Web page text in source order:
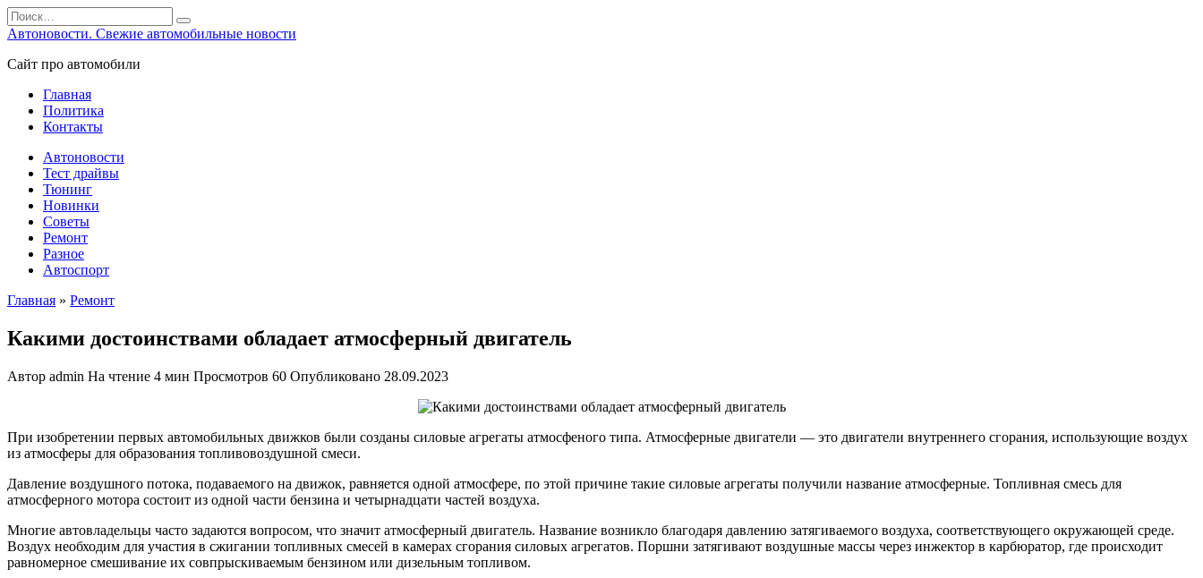
Перейти
к
Search
for:
Автоновости. Свежие автомобильные новости
Сайт про автомобили
Главная
Политика
Контакты
Автоновости
Тест драйвы
Тюнинг
Новинки
Советы
Ремонт
Разное
Автоспорт
Главная » Ремонт
Какими достоинствами обладает атмосферный двигатель
Автор admin На чтение 4 мин Просмотров 60 Опубликовано 28.09.2023
При изобретении первых автомобильных движков были созданы силовые агрегаты атмосфеного типа. Атмосферные двигатели — это двигатели внутреннего сгорания, использующие воздух
из атмосферы для образования топливовоздушной смеси.
Давление воздушного потока, подаваемого на движок, равняется одной атмосфере, по этой причине такие силовые агрегаты получили название атмосферные. Топливная смесь для
атмосферного мотора состоит из одной части бензина и четырнадцати частей воздуха.
Многие автовладельцы часто задаются вопросом, что значит атмосферный двигатель. Название возникло благодаря давлению затягиваемого воздуха, соответствующего окружающей среде.
Воздух необходим для участия в сжигании топливных смесей в камерах сгорания силовых агрегатов. Поршни затягивают воздушные массы через инжектор в карбюратор, где происходит
равномерное смешивание их совпрыскиваемым бензином или дизельным топливом.